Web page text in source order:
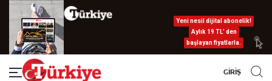
Yeni nesil dijital abonelik!
Aylık 19 TL’ den
başlayan fiyatlarla.
GİRİŞ